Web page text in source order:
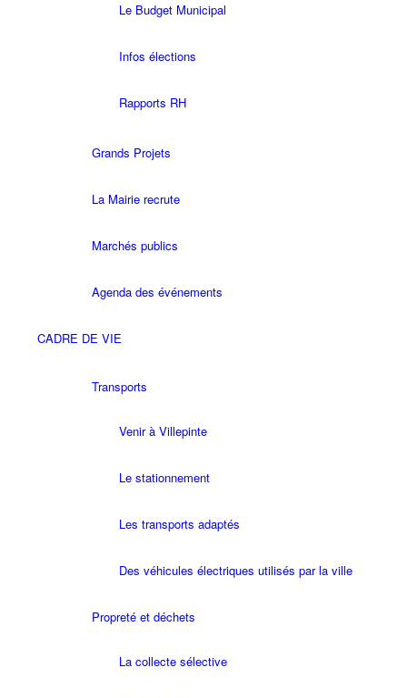
Le Budget Municipal
Infos élections
Rapports RH
Grands Projets
La Mairie recrute
Marchés publics
Agenda des événements
CADRE DE VIE
Transports
Venir à Villepinte
Le stationnement
Les transports adaptés
Des véhicules électriques utilisés par la ville
Propreté et déchets
La collecte sélective